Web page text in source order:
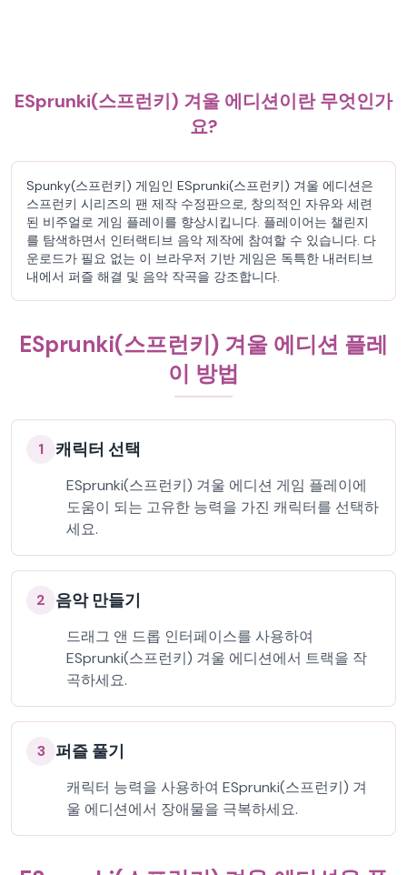
ESprunki(스프런키) 겨울 에디션이란 무엇인가
요?
Spunky(스프런키) 게임인 ESprunki(스프런키) 겨울 에디션은
스프런키 시리즈의 팬 제작 수정판으로, 창의적인 자유와 세련
된 비주얼로 게임 플레이를 향상시킵니다. 플레이어는 챌린지
를 탐색하면서 인터랙티브 음악 제작에 참여할 수 있습니다. 다
운로드가 필요 없는 이 브라우저 기반 게임은 독특한 내러티브
내에서 퍼즐 해결 및 음악 작곡을 강조합니다.
ESprunki(스프런키) 겨울 에디션 플레
이 방법
1 캐릭터 선택
ESprunki(스프런키) 겨울 에디션 게임 플레이에
도움이 되는 고유한 능력을 가진 캐릭터를 선택하
세요.
2 음악 만들기
드래그 앤 드롭 인터페이스를 사용하여
ESprunki(스프런키) 겨울 에디션에서 트랙을 작
곡하세요.
3 퍼즐 풀기
캐릭터 능력을 사용하여 ESprunki(스프런키) 겨
울 에디션에서 장애물을 극복하세요.